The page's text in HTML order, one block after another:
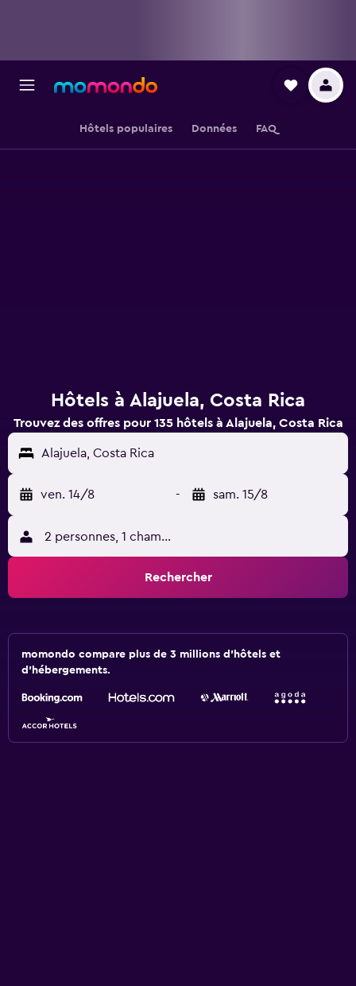
Hôtels populaires Données FAQ
Hôtels à Alajuela, Costa Rica
Trouvez des offres pour 135 hôtels à Alajuela, Costa Rica
Alajuela, Costa Rica
ven. 14/8 - sam. 15/8
2 personnes, 1 chambre
Rechercher
momondo compare plus de 3 millions d'hôtels et
d'hébergements.